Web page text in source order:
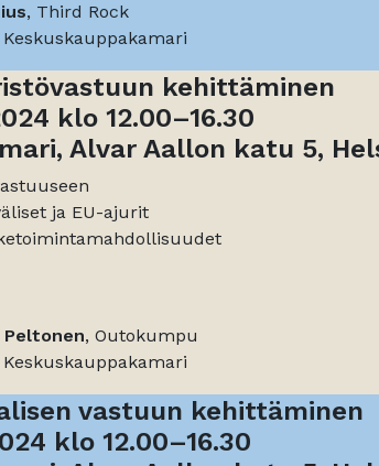
, Third Rock
kehittäminen
klo 12.00–16.30
Alvar Aallon katu 5,
ja EU-ajurit
Peltonen, Outokumpu
vastuun kehittäminen
klo 12.00–16.30